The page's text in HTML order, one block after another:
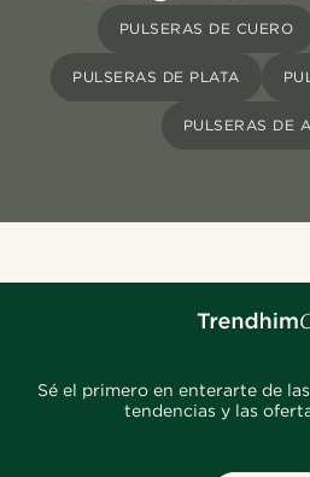
PULSERAS DE CUERO
PULSERAS DE PLATA
PULSERAS DE
Sé el primero en enterarte de
tendencias y las